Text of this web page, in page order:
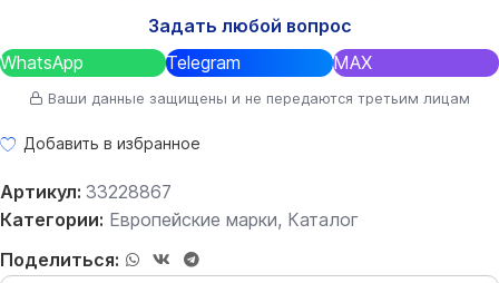
Задать любой вопрос
WhatsApp
Telegram MAX
Ваши данные защищены и не передаются третьим лицам
Добавить в избранное
Артикул: 33228867
Категории: Европейские марки, Каталог
Поделиться: